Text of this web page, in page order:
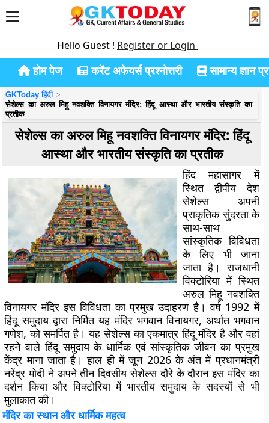
Hello Guest ! Register or Login
होम पेज करेंट अफेयर्स प्रश्नोत्तरी सामान्य ज्ञान
GKToday हिंदी
सेशेल्स का अरुल मिहू नवशक्ति विनायगर मंदिर: हिंदू आस्था और भारतीय संस्कृति का
प्रतीक
सेशेल्स का अरुल मिहू नवशक्ति विनायगर मंदिर: हिंदू
आस्था और भारतीय संस्कृति का प्रतीक
हिंद महासागर में
स्थित द्वीपीय देश
सेशेल्स अपनी
प्राकृतिक सुंदरता के
साथ-साथ
सांस्कृतिक विविधता
के लिए भी जाना
जाता है। राजधानी
विक्टोरिया में स्थित
अरुल मिहू नवशक्ति
विनायगर मंदिर इस विविधता का प्रमुख उदाहरण है। वर्ष 1992 में
हिंदू समुदाय द्वारा निर्मित यह मंदिर भगवान विनायगर, अर्थात भगवान
गणेश, को समर्पित है। यह सेशेल्स का एकमात्र हिंदू मंदिर है और वहां
रहने वाले हिंदू समुदाय के धार्मिक एवं सांस्कृतिक जीवन का प्रमुख
केंद्र माना जाता है। हाल ही में जून 2026 के अंत में प्रधानमंत्री
नरेंद्र मोदी ने अपने तीन दिवसीय सेशेल्स दौरे के दौरान इस मंदिर का
दर्शन किया और विक्टोरिया में भारतीय समुदाय के सदस्यों से भी
मुलाकात की।
मंदिर का स्थान और धार्मिक महत्व